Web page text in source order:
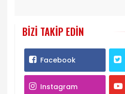
BIZI TAKIP EDIN
Facebook
Instagram